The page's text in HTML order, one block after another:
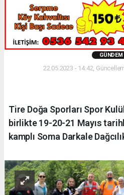
GÜNDEM
22.05.2023 - 14:42,
Tire Doğa Sporları Spor
birlikte 19-20-21 Mayıs
kamplı Soma Darkale